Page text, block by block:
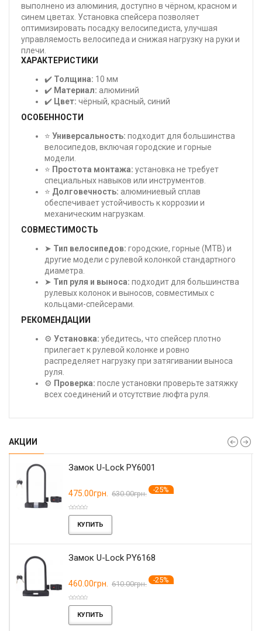
выполнено из алюминия, доступно в чёрном, красном и
синем цветах. Установка спейсера позволяет
оптимизировать посадку велосипедиста, улучшая
управляемость велосипеда и снижая нагрузку на руки и
плечи.
ХАРАКТЕРИСТИКИ
✔️ Толщина: 10 мм
✔️ Материал: алюминий
✔️ Цвет: чёрный, красный, синий
ОСОБЕННОСТИ
⭐ Универсальность: подходит для большинства
велосипедов, включая городские и горные
модели.
⭐ Простота монтажа: установка не требует
специальных навыков или инструментов.
⭐ Долговечность: алюминиевый сплав
обеспечивает устойчивость к коррозии и
механическим нагрузкам.
СОВМЕСТИМОСТЬ
➤ Тип велосипедов: городские, горные (MTB) и
другие модели с рулевой колонкой стандартного
диаметра.
➤ Тип руля и выноса: подходит для большинства
рулевых колонок и выносов, совместимых с
кольцами-спейсерами.
РЕКОМЕНДАЦИИ
⚙️ Установка: убедитесь, что спейсер плотно
прилегает к рулевой колонке и ровно
распределяет нагрузку при затягивании выноса
руля.
⚙️ Проверка: после установки проверьте затяжку
всех соединений и отсутствие люфта руля.
АКЦИИ
Замок U-Lock PY6001
475.00грн. 630.00грн. -25%
КУПИТЬ
Замок U-Lock PY6168
460.00грн. 610.00грн. -25%
КУПИТЬ